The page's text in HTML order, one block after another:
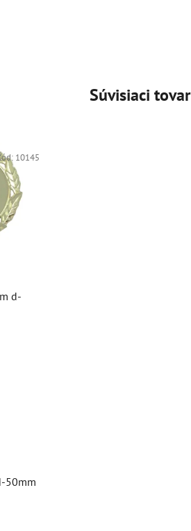
Súvisiaci tovar
50mm
10145